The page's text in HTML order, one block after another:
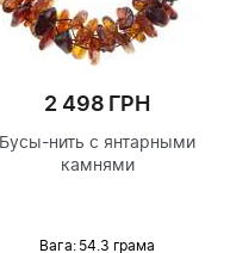
2 498 ГРН
Бусы-нить с янтарными
камнями
Вага: 54.3 грама